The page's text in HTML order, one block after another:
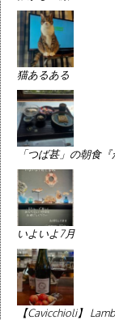
猫あるある
「つば甚」の朝食『
いよいよ7月
【Cavicchioli】